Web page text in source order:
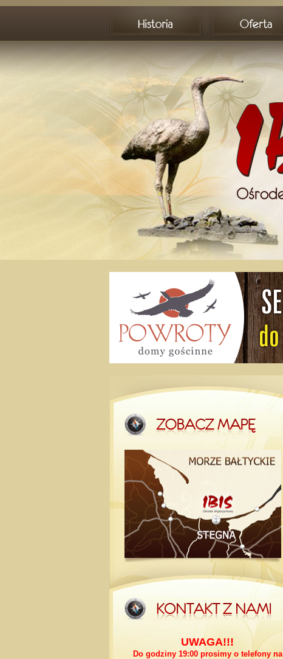
UWAGA!!!
Do godziny 19:00 prosimy o telefony na